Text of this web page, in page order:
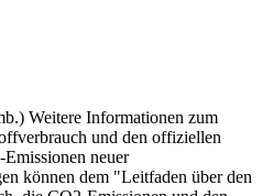
Weitere Informationen zum
und den offiziellen
neuer
können dem "Leitfaden über den